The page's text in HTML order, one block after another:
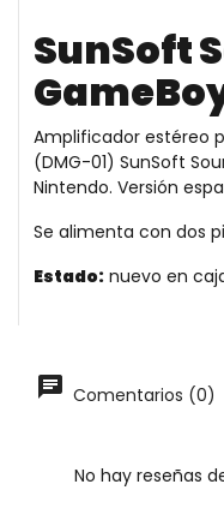
SunSoft
Amplificador estéreo
(DMG-01) SunSoft
Nintendo. Versión
Se alimenta con dos
Estado: nuevo en
Comentarios (0)
No hay reseñas